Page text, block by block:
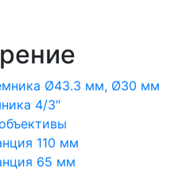
Ø43.3 мм, Ø30 мм
4/3″
110 мм
65 мм